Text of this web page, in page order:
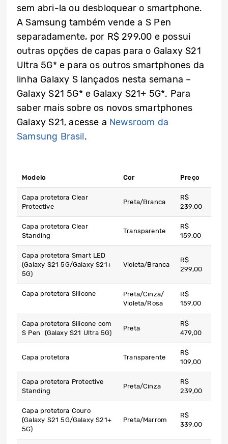
sem abri-la ou desbloquear o smartphone.
A Samsung também vende a S Pen
separadamente, por R$ 299,00 e possui
outras opções de capas para o Galaxy S21
Ultra 5G* e para os outros smartphones da
linha Galaxy S lançados nesta semana –
Galaxy S21 5G* e Galaxy S21+ 5G*. Para
saber mais sobre os novos smartphones
Galaxy S21, acesse a Newsroom da
Samsung Brasil.
Modelo Cor Preço
Capa protetora Clear
Protective
Preta/Branca
R$
239,00
Capa protetora Clear
Standing
Transparente
R$
159,00
Capa protetora Smart LED
(Galaxy S21 5G/Galaxy S21+
5G)
Violeta/Branca
R$
299,00
Capa protetora Silicone
Preta/Cinza/
Violeta/Rosa
R$
159,00
Capa protetora Silicone com
S Pen (Galaxy S21 Ultra 5G)
Preta
R$
479,00
Capa protetora Transparente
R$
109,00
Capa protetora Protective
Standing
Preta/Cinza
R$
239,00
Capa protetora Couro
(Galaxy S21 5G/Galaxy S21+
5G)
Preta/Marrom
R$
339,00